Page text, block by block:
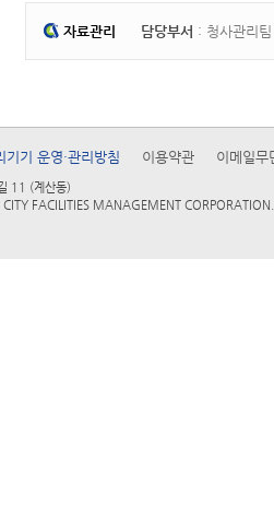
자료관리 담당부서 : 청사관리
기기 운영·관리방침 이용약관 이메일무
11 (계산동)
FACILITIES MANAGEMENT CORPORATION.